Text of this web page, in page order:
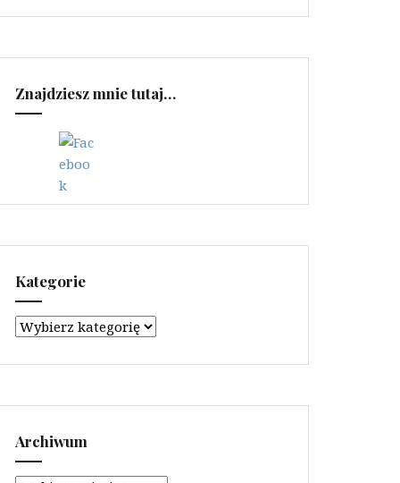
Znajdziesz mnie tutaj…
Kategorie
Kategorie
Archiwum